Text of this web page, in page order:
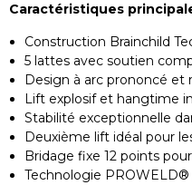
Caractéristiques
Construction Brainchild
5 lattes avec soutien
Design à arc prononcé et
Lift explosif et hangtime
Stabilité exceptionnelle
Deuxième lift idéal pour
Bridage fixe 12 points
Technologie